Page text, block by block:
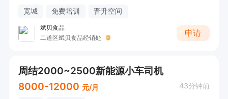
宽城 免费培训 晋升空间
斌贝食品
二道区斌贝食品经销处
申请
周结2000~2500新能源小车司机
8000-12000 元/月 43分钟前